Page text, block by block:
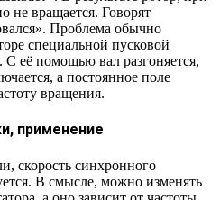
не вращается. Говорят
Проблема обычно
специальной пусковой
её помощью вал разгоняется,
а постоянное поле
вращения.
применение
скорость синхронного
В смысле, можно изменять